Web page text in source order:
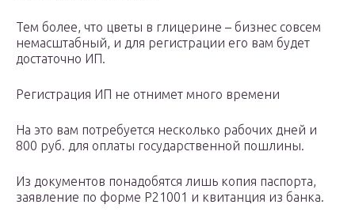
Тем более, что цветы в глицерине – бизнес совсем
немасштабный, и для регистрации его вам будет
достаточно ИП.
Регистрация ИП не отнимет много времени
На это вам потребуется несколько рабочих дней и
800 руб. для оплаты государственной пошлины.
Из документов понадобятся лишь копия паспорта,
заявление по форме Р21001 и квитанция из банка.